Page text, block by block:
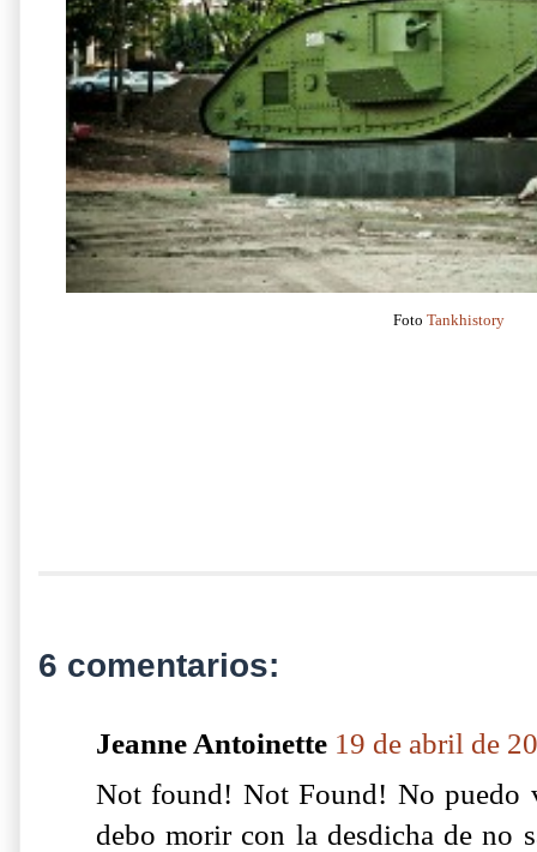
FotoTankhistory
6 comentarios:
Jeanne Antoinette 19 de abril de
Not found! Not Found! No puedo
debo morir con la desdicha de no